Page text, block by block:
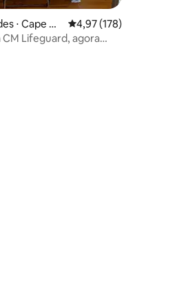
5, 115 avaliações
⋅ Cape M
4,97 de uma avaliação
4,97 (178)
CM Lifeguard, agora